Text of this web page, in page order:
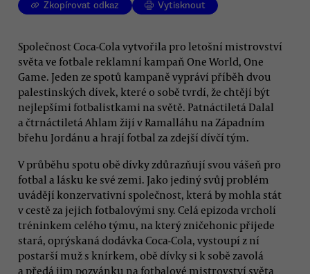
Zkopírovat odkaz Vytisknout
Společnost Coca-Cola vytvořila pro letošní mistrovství
světa ve fotbale reklamní kampaň One World, One
Game. Jeden ze spotů kampaně vypráví příběh dvou
palestinských dívek, které o sobě tvrdí, že chtějí být
nejlepšími fotbalistkami na světě. Patnáctiletá Dalal
a čtrnáctiletá Ahlam žijí v Ramalláhu na Západním
břehu Jordánu a hrají fotbal za zdejší dívčí tým.
V průběhu spotu obě dívky zdůrazňují svou vášeň pro
fotbal a lásku ke své zemi. Jako jediný svůj problém
uvádějí konzervativní společnost, která by mohla stát
v cestě za jejich fotbalovými sny. Celá epizoda vrcholí
tréninkem celého týmu, na který zničehonic přijede
stará, oprýskaná dodávka Coca-Cola, vystoupí z ní
postarší muž s knírkem, obě dívky si k sobě zavolá
a předá jim pozvánku na fotbalové mistrovství světa